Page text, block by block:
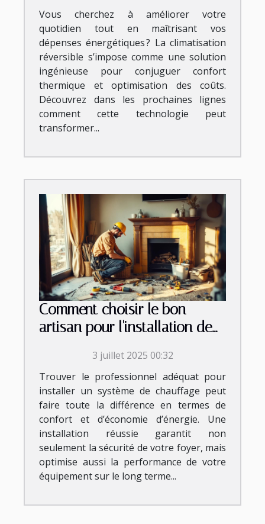
Vous cherchez à améliorer votre
quotidien tout en maîtrisant vos
dépenses énergétiques ? La climatisation
réversible s’impose comme une solution
ingénieuse pour conjuguer confort
thermique et optimisation des coûts.
Découvrez dans les prochaines lignes
comment cette technologie peut
transformer...
Comment choisir le bon
artisan pour l'installation de
3 juillet 2025 00:32
Trouver le professionnel adéquat pour
installer un système de chauffage peut
faire toute la différence en termes de
confort et d’économie d’énergie. Une
installation réussie garantit non
seulement la sécurité de votre foyer, mais
optimise aussi la performance de votre
équipement sur le long terme...